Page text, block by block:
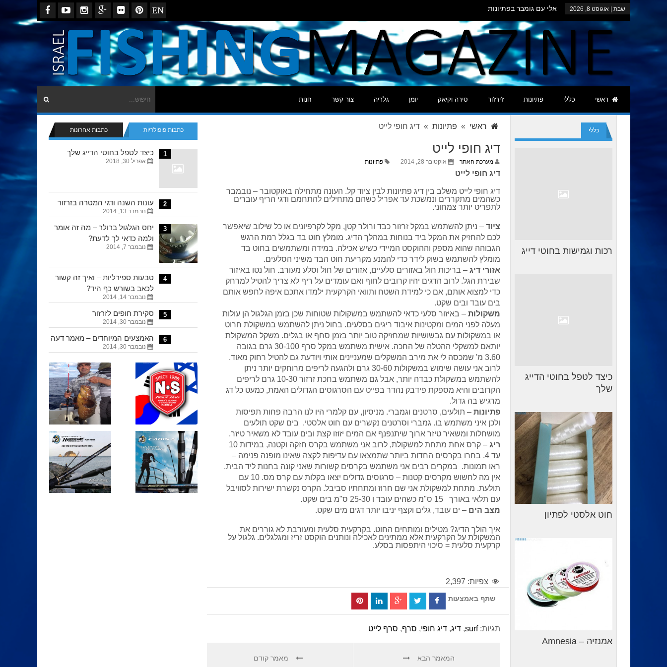
שבת | אוגוסט 8, 2026 אלי עם גומבר בפתיונות
שלמה מצוות המזרזרים הצפוני בסיפתח למקל החדש
דייגי המגזין – נובמבר 2014
striped bass עם פופרים ופנסילים
ביבי נצפה מזרזר באילת
EN
ראשי כללי פתיונות ז'ירז'ור סירה וקיאק יומן גלריה צור קשר חנות
ראשי » פתיונות » דיג חופי לייט
דיג חופי לייט
מערכת האתר אוקטובר 28, 2014 פתיונות
דיג חופי לייט
דיג חופי לייט משלב בין דיג פתיונות לבין ציוד קל. העונה מתחילה באוקטובר – נובמבר
כשהמים מתקררים ונמשכת עד אפריל כשהם מתחילים להתחמם ודגי הריף עוברים
לתפריט יותר צמחוני.
ציוד – ניתן להשתמש במקל זרזור כבד ורולר קטן, מקל לקרפיונים או כל שילוב שיאפשר
לכם להחזיק את המקל ביד בנוחות במהלך הדיג. מומלץ חוט בד בגלל רמת הרגש
הגבוהה שהוא מספק וההוקסט המיידי כשיש אכילה. במידה ומשתמשים בחוט בד
מומלץ להשתמש בשוק לידר כדי להמנע מקריעת חוט הבד משיני הסלעים.
אזורי דיג – בריכות חול באזורים סלעיים, אזורים של חול וסלע מעורב. חול נטו באיזור
שבירת הגל. לרוב הדגים יהיו קרובים לחוף ואם עומדים על ריף לא צריך להטיל למרחק
כדי למצוא אותם, אם כי למידת השטח ותוואי הקרקעית ילמדו אתכם איפה לחפש אותם
בים עובד ובים שקט.
משקולות – באיזור סלעי כדאי להשתמש במשקולות שטוחות שכן בזמן הגלגול הן עולות
מעלה לפני המים ומקטינות איבוד ריגים בסלעים. בחול ניתן להשתמש במשקולת חרוט
או במשקולות עם גבשושיות שמחזיקה טוב יותר בזמן סחף או בגלים. משקל המשקולת
יותאם למשקלי ההטלה של החכה. אישית משתמש במקל סרף 30-100 גרם בגובה
3.60 מ' שמכסה לי את מירב המשקלים שמעניינים אותי ויודעת גם להטיל רחוק מאוד.
לרוב אני עושה שימוש במשקולות 30-60 גרם ולהגעה לריפים מרוחקים יותר ניתן
להשתמש במשקולת כבדה יותר, אבל גם משתמש בחכת זרזור 10-30 גרם לריפים
הקרובים והיא מספקת פידבק נהדר בפייט עם הסרגוסים הגדולים האמת, כמעט כל דג
מרגיש בה גדול.
פתיונות – תולעים, סרטנים וגמברי. מניסיון, עם קלמרי היו לנו הרבה פחות תפיסות
ולכן איני משתמש בו. גמברי וסרטנים נקשרים עם חוט אלסטי. בים שקט תולעים
מושחלות ומשאיר טיזר ארוך שיתנפנף אם המים יזוזו קצת ובים עובד לא משאיר טיזר.
ריג
– קרס אחת מתחת למשקולת, לרוב אני משתמש בקרס חזקה וקטנה, במידות 10
עד 4. בחרו בקרסים החדות ביותר שתמצאו עם עדיפות לקצה שאינו מופנה פנימה –
ראו תמונות. במקרים רבים אני משתמש בקרסים קשורות שאני קונה בחנות ליד הבית.
אין מה לחשוש מקרסים קטנות – סרגוסים גדולים יצאו בקלות עם קרס מס. 10 עם
תולעת. מתחת למשקולת אני שם חרוז ומתחתיו סביבל. הקרס נקשרת ישירות לסוויבל
עם תלאי באורך 15 ס"מ כשהים עובד ו 25-30 ס"מ בים שקט.
מצב הים – ים עובד, גלים וקצף יניבו יותר דגים מים שקט.
איך הולך הדיג? מטילים ומותחים החוט. בקרקעית סלעית ומעורבת לא גוררים את
המשקולת על הקרקעית אלא ממתינים לאכילה ונותנים הוקסט זריז ומגלגלים. גלגול על
קרקעית סלעית = סיכוי היתפסות בסלע.
צפיות: 2,397
שתף באמצעות
תגיות:surf
,דיג,דיג חופי, סרף, סרף לייט
מאמר קודם המאמר הבא
כללי
רכות וגמישות בחוטי דייג
כיצד לטפל בחוטי הדייג
שלך
חוט אלסטי לפתיון
אמנזיה – Amnesia
כתבות פופולריות כתבות אחרונות
1 כיצד לטפל בחוטי הדייג שלך
אפריל 30, 2018
2 עונות השנה ודגי המטרה בזרזור
נובמבר 13, 2014
3
יחס הגלגול ברולר – מה זה אומר
ולמה כדאי לך לדעת?
נובמבר 7, 2014
4
טבעות ספירליות – ואיך זה קשור
לכאב בשורש כף היד?
נובמבר 14, 2014
5 סקירת חופים לזרזור
נובמבר 30, 2014
6 האמצעים המיוחדים – מאמר דעה
נובמבר 30, 2014